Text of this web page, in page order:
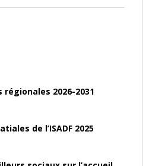
2026-2031
de l’ISADF 2025